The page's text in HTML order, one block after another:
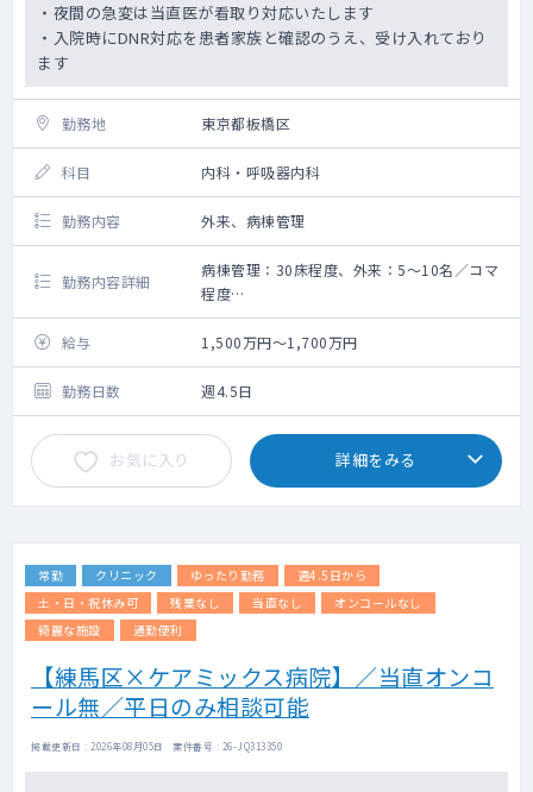
・夜間の急変は当直医が看取り対応いたします
・入院時にDNR対応を患者家族と確認のうえ、受け入れており
ます
勤務地 東京都板橋区
科目 内科・呼吸器内科
勤務内容 外来、病棟管理
勤務内容詳細
病棟管理：30床程度、外来：5～10名／コマ
程度
・病棟管理：30～40床程度／名程（療養病
棟・主治医制）
・外来：5名程度／コマ（2～3コマ／週）
・当直オンコールなし（夜間の急変は当直医
が看取り対応いたします）
・入院時にDNR対応を患者家族と確認のう
え、受け入れております
・電子カルテ（ソフトフェアサービス）
PACS／有
給与 1,500万円～1,700万円
勤務日数 週4.5日
お気に入り 詳細をみる
常勤 クリニック ゆったり勤務
週4.5日から
土・日・祝休み可
残業なし 当直なし
オンコールなし
綺麗な施設
通勤便利
【練馬区×ケアミックス病院】／当直オンコ
ール無／平日のみ相談可能
掲載更新日 : 2026年08月05日 案件番号 : 26-JQ313350